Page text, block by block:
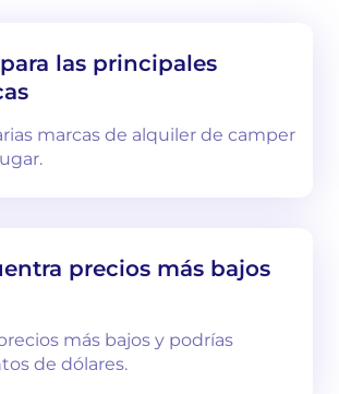
las principales
marcas de alquiler de camper
precios más bajos
más bajos y podrías
de dólares.